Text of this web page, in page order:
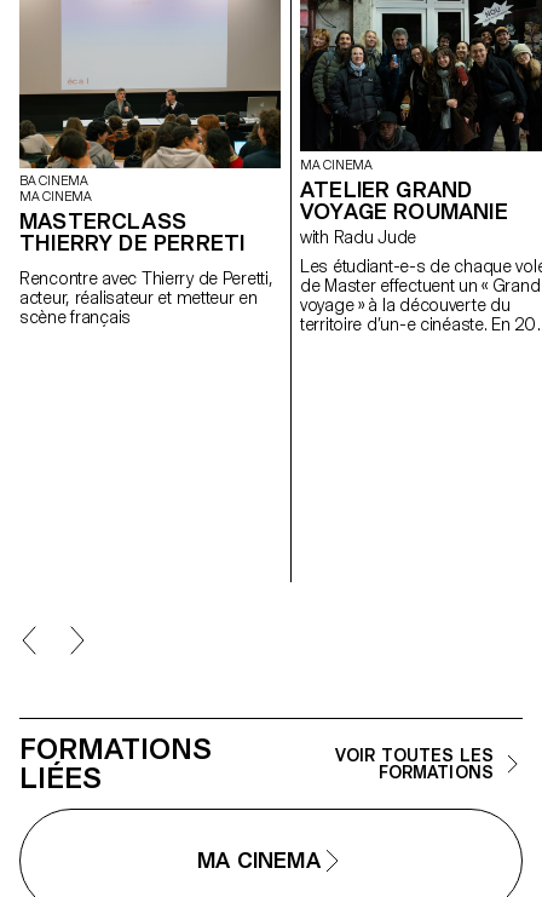
BA CINEMA
MA CINEMA
MASTERCLASS
THIERRY DE PERRETI
Rencontre avec Thierry de Peretti,
acteur, réalisateur et metteur en
scène français
MA CINEMA
ATELIER GRAND
VOYAGE ROUMANIE
with Radu Jude
Les étudiant-e-s de chaque
de Master effectuent un « Grand
voyage » à la découverte du
territoire d’un-e cinéaste. En
FORMATIONS
LIÉES
VOIR TOUTES LES
FORMATIONS
MA CINEMA